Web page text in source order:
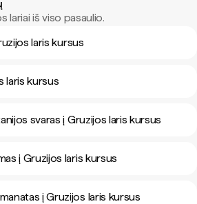
lariai iš viso pasaulio.
laris kursus
laris kursus
svaras į Gruzijos laris kursus
į Gruzijos laris kursus
į Gruzijos laris kursus